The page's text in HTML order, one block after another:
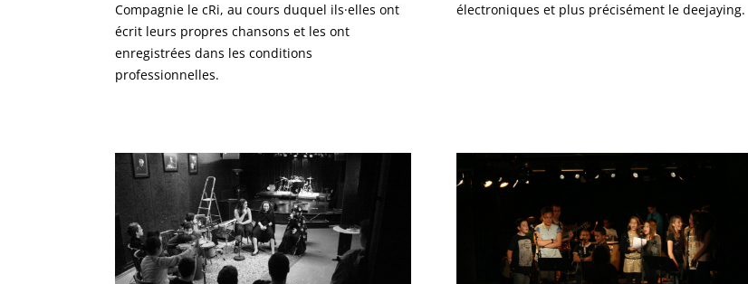
Compagnie le cRi, au cours duquel ils·elles ont
écrit leurs propres chansons et les ont
enregistrées dans les conditions
professionnelles.
électroniques et plus précisément le deejaying.